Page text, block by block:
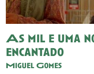
As mil e uma
encantado
Miguel Gomes